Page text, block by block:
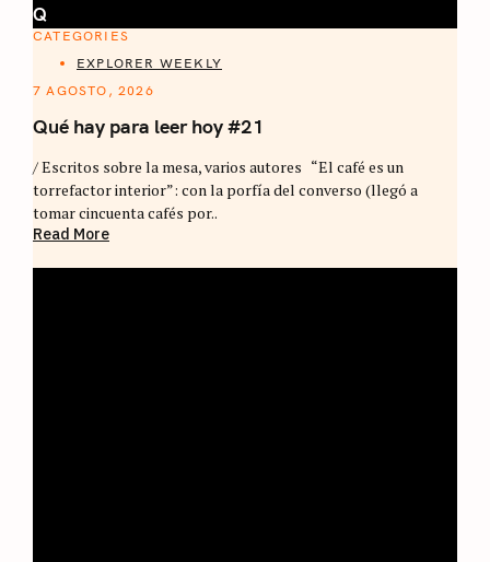
Q
CATEGORIES
EXPLORER WEEKLY
7 AGOSTO, 2026
Qué hay para leer hoy #21
/ Escritos sobre la mesa, varios autores “El café es un
torrefactor interior”: con la porfía del converso (llegó a
tomar cincuenta cafés por..
Read More